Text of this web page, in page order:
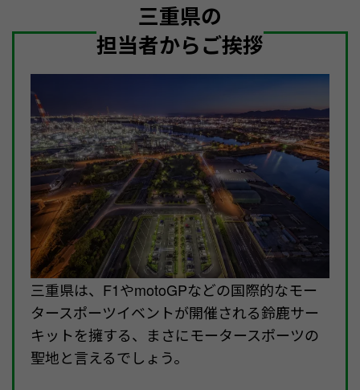
三重県の
担当者からご挨拶
三重県は、F1やmotoGPなどの国際的なモー
タースポーツイベントが開催される鈴鹿サー
キットを擁する、まさにモータースポーツの
聖地と言えるでしょう。